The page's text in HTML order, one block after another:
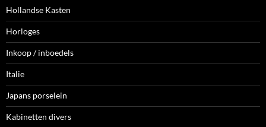
Hollandse Kasten
Horloges
Inkoop / inboedels
Italie
Japans porselein
Kabinetten divers